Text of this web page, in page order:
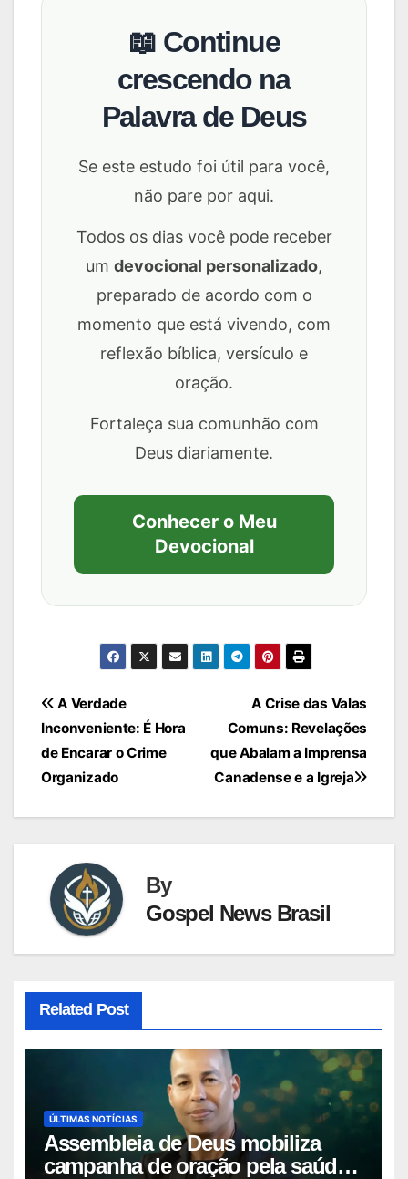
📖 Continue
crescendo na
Palavra de Deus
Se este estudo foi útil para você,
não pare por aqui.
Todos os dias você pode receber
um devocional personalizado,
preparado de acordo com o
momento que está vivendo, com
reflexão bíblica, versículo e
oração.
Fortaleça sua comunhão com
Deus diariamente.
Conhecer o Meu
Devocional
Navegação
de
Post
A Crise das Valas
Comuns: Revelações
que Abalam a Imprensa
Canadense e a Igreja
A Verdade
Inconveniente: É Hora
de Encarar o Crime
Organizado
By
Gospel News Brasil
Related Post
ÚLTIMAS NOTÍCIAS
Assembleia de Deus mobiliza
campanha de oração pela saúde